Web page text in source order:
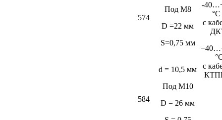
-
°C
c
c
574
Под М8
D =22 мм
S=0,75 мм
584
d = 10,5 мм
Под М10
D = 26 мм